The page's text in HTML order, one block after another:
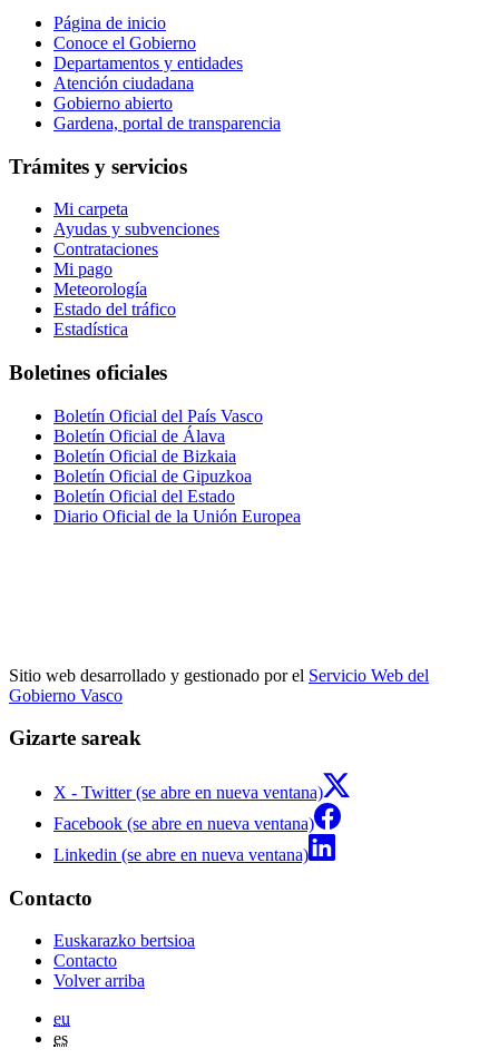
Página de inicio
Conoce el Gobierno
Departamentos y entidades
Atención ciudadana
Gobierno abierto
Gardena, portal de transparencia
Trámites y servicios
Mi carpeta
Ayudas y subvenciones
Contrataciones
Mi pago
Meteorología
Estado del tráfico
Estadística
Boletines oficiales
Boletín Oficial del País Vasco
Boletín Oficial de Álava
Boletín Oficial de Bizkaia
Boletín Oficial de Gipuzkoa
Boletín Oficial del Estado
Diario Oficial de la Unión Europea
Sitio web desarrollado y gestionado por el Servicio Web del
Gobierno Vasco
Gizarte sareak
X - Twitter (se abre en nueva ventana)
Facebook (se abre en nueva ventana)
Linkedin (se abre en nueva ventana)
Contacto
Euskarazko bertsioa
Contacto
Volver arriba
eu
es